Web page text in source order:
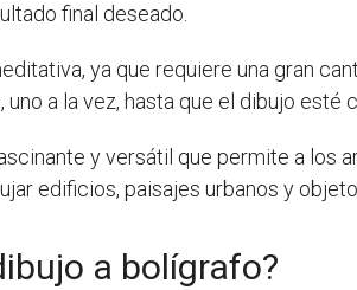
final deseado.
ya que requiere una gran
a la vez, hasta que el dibujo esté
y versátil que permite a los
edificios, paisajes urbanos y
a bolígrafo?